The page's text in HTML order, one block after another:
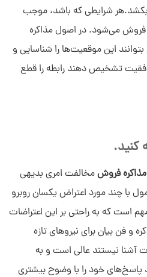
بکشد.هر شرایطی که باشد، موجب
صرف زمان و هزینه برای نماینده فروش می‎‌شود. در اصول مذاکره
این موقعیت‌ها را شناسایی و
تشخیص دهند رابطه را قطع
فروشمخالفت امری بدیهی
با چند مورد اعتراض یکسان روبرو
است که به راحتی بر این اعتراضات
و فن بیان برای نیروهای تازه
آشنا نیستند عالی است و به
پاسخ‌های خود را با وضوح بیشتری